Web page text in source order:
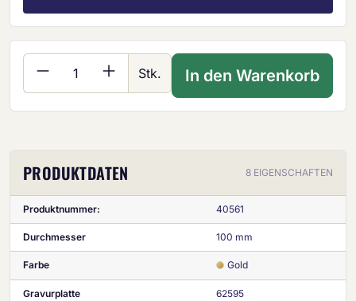
Produkt Anzahl: Gib den gewünschten
Stk. In den Warenkorb
PRODUKTDATEN 8 EIGENSCHAFTEN
Produktnummer: 40561
Durchmesser 100 mm
Farbe Gold
Gravurplatte 62595